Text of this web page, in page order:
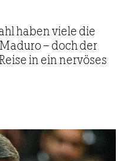
haben viele die
– doch der
in ein nervöses